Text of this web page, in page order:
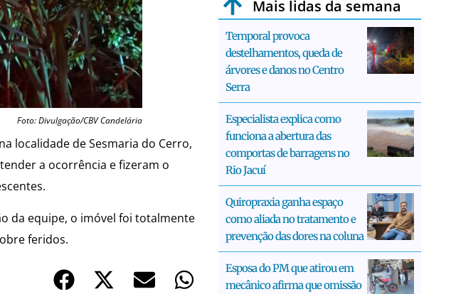
Foto: Divulgação/CBV Candelária
localidade de Sesmaria do Cerro,
a ocorrência e fizeram o
da equipe, o imóvel foi totalmente
feridos.
Mais lidas da semana
Temporal provoca
destelhamentos, queda de
árvores e danos no Centro
Serra
Especialista explica como
funciona a abertura das
comportas de barragens no
Rio Jacuí
Quiropraxia ganha espaço
como aliada no tratamento e
prevenção das dores na coluna
Esposa do PM que atirou em
mecânico afirma que omissão